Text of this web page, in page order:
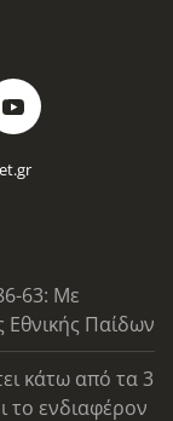
63: Με
Παίδων
κάτω από τα 3
το ενδιαφέρον